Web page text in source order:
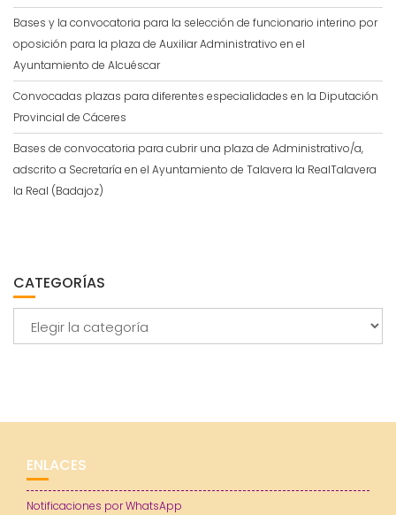
Bases y la convocatoria para la selección de funcionario interino por
oposición para la plaza de Auxiliar Administrativo en el
Ayuntamiento de Alcuéscar
Convocadas plazas para diferentes especialidades en la Diputación
Provincial de Cáceres
Bases de convocatoria para cubrir una plaza de Administrativo/a,
adscrito a Secretaría en el Ayuntamiento de Talavera la RealTalavera
la Real (Badajoz)
CATEGORÍAS
ENLACES
Notificaciones por WhatsApp